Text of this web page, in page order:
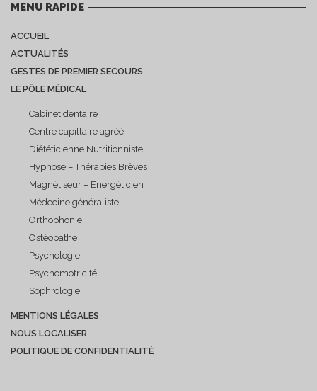
MENU RAPIDE
ACCUEIL
ACTUALITÉS
GESTES DE PREMIER SECOURS
LE PÔLE MÉDICAL
Cabinet dentaire
Centre capillaire agréé
Diététicienne Nutritionniste
Hypnose – Thérapies Brèves
Magnétiseur – Energéticien
Médecine généraliste
Orthophonie
Ostéopathe
Psychologie
Psychomotricité
Sophrologie
MENTIONS LÉGALES
NOUS LOCALISER
POLITIQUE DE CONFIDENTIALITÉ